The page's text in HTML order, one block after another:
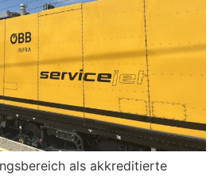
als akkreditierte